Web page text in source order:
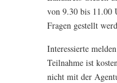
von 9.30 bis 11.00
Fragen gestellt
Interessierte
Teilnahme ist
nicht mit der